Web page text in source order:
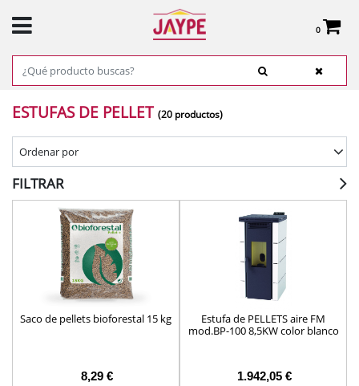
0
Total:
0,00 €
VER CESTA
ESTUFAS DE PELLET (20 productos)
Ordenar por
FILTRAR
Saco de pellets bioforestal 15 kg
8,29 €
Estufa de PELLETS aire FM
mod.BP-100 8,5KW color blanco
1.942,05 €